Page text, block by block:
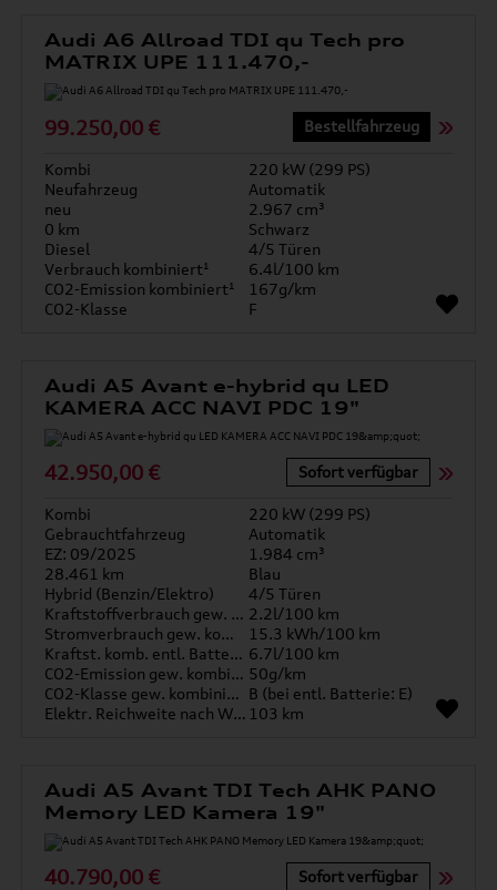
Audi A6 Allroad TDI qu Tech pro
MATRIX UPE 111.470,-
99.250,00 € Bestellfahrzeug
Kombi
220 kW (299 PS)
Neufahrzeug
Automatik
neu
2.967 cm³
0 km
Schwarz
Diesel
4/5 Türen
Verbrauch kombiniert¹
6.4l/100 km
CO2-Emission kombiniert¹
167g/km
CO2-Klasse
F
Audi A5 Avant e-hybrid qu LED
KAMERA ACC NAVI PDC 19"
42.950,00 € Sofort verfügbar
Kombi
220 kW (299 PS)
Gebrauchtfahrzeug
Automatik
EZ: 09/2025
1.984 cm³
28.461 km
Blau
Hybrid (Benzin/Elektro)
4/5 Türen
Kraftstoffverbrauch gew. kombiniert 2.2l/100 km
Stromverbrauch gew. kombiniert
15.3 kWh/100 km
Kraftst. komb. entl. Batterie 6.7l/100 km
CO2-Emission gew. kombiniert 50g/km
CO2-Klasse gew. kombiniert B (bei entl. Batterie: E)
Elektr. Reichweite nach WLTP* 103 km
Audi A5 Avant TDI Tech AHK PANO
Memory LED Kamera 19"
40.790,00 € Sofort verfügbar